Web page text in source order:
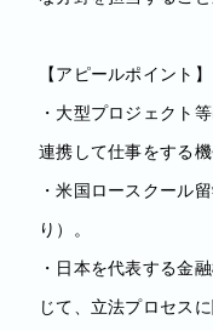
【アピールポイント】
・大型プロジェクト
連携して仕事をする機
・米国ロースクール
り）。
・日本を代表する金
じて、立法プロセス